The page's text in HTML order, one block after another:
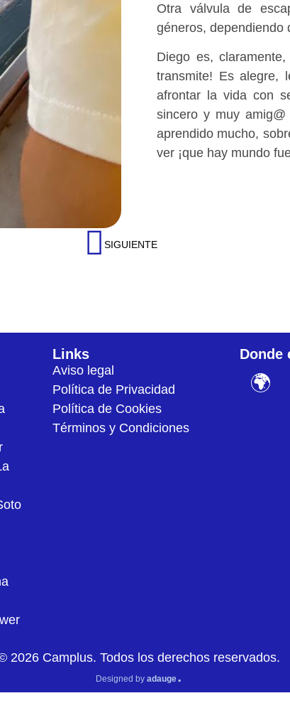
Otra válvula de
géneros, dependiendo
Diego es,
transmite! Es alegre,
afrontar la vida con
sincero y muy
aprendido mucho,
ver ¡que hay mundo
SIGUIENTE
Links
Aviso legal
Política de Privacidad
Política de Cookies
Términos y Condiciones
Donde
🌍
2026 Camplus. Todos los derechos reservados.
Designed by adauge.